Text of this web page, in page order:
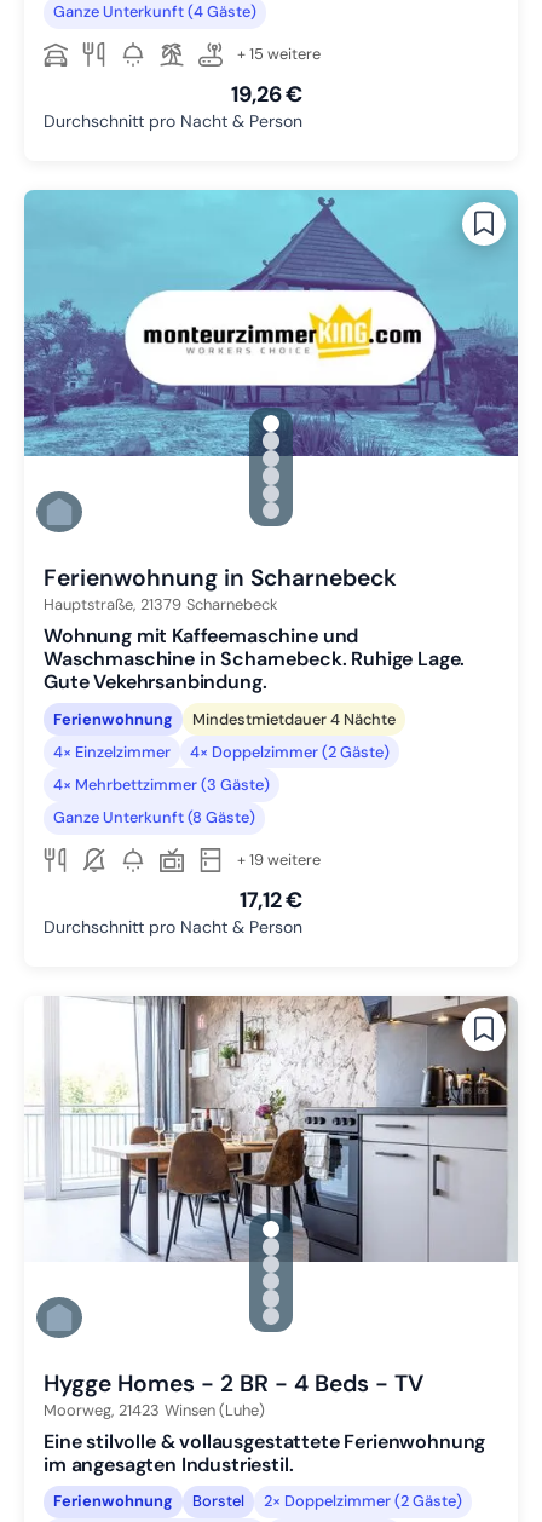
Ganze Unterkunft (4 Gäste)
+ 15 weitere
19,26 €
Durchschnitt pro Nacht & Person
gallery.slide_selector
Zu Slide 1 wechseln
Zu Slide 2 wechseln
Zu Slide 3 wechseln
Zu Slide 4 wechseln
Zu Slide 5 wechseln
Zu Slide 6 wechseln
Ferienwohnung in Scharnebeck
Hauptstraße, 21379 Scharnebeck
Wohnung mit Kaffeemaschine und
Waschmaschine in Scharnebeck. Ruhige Lage.
Gute Vekehrsanbindung.
Ferienwohnung
Mindestmietdauer 4 Nächte
4× Einzelzimmer
4× Doppelzimmer (2 Gäste)
4× Mehrbettzimmer (3 Gäste)
Ganze Unterkunft (8 Gäste)
+ 19 weitere
17,12 €
Durchschnitt pro Nacht & Person
gallery.slide_selector
Zu Slide 1 wechseln
Zu Slide 2 wechseln
Zu Slide 3 wechseln
Zu Slide 4 wechseln
Zu Slide 5 wechseln
Zu Slide 6 wechseln
Hygge Homes - 2 BR - 4 Beds - TV
Moorweg, 21423 Winsen (Luhe)
Eine stilvolle & vollausgestattete Ferienwohnung
im angesagten Industriestil.
Ferienwohnung Borstel
2× Doppelzimmer (2 Gäste)